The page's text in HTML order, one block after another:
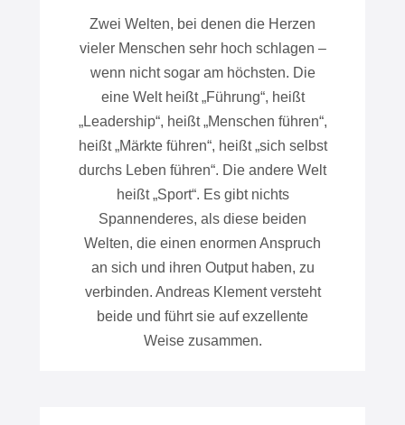
Zwei Welten, bei denen die Herzen
vieler Menschen sehr hoch schlagen –
wenn nicht sogar am höchsten. Die
eine Welt heißt „Führung“, heißt
„Leadership“, heißt „Menschen führen“,
heißt „Märkte führen“, heißt „sich selbst
durchs Leben führen“. Die andere Welt
heißt „Sport“. Es gibt nichts
Spannenderes, als diese beiden
Welten, die einen enormen Anspruch
an sich und ihren Output haben, zu
verbinden. Andreas Klement versteht
beide und führt sie auf exzellente
Weise zusammen.